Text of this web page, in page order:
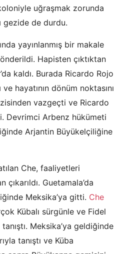
uğraşmak zorunda
gezide de durdu.
yayınlanmış bir makale
Hapisten çıktıktan
kaldı. Burada Ricardo Rojo
hayatının dönüm noktasını
vazgeçti ve Ricardo
Devrimci Arbenz hükümeti
Arjantin Büyükelçiliğine
Che, faaliyetleri
Guetamala’da
Meksika’ya gitti. Che
Kübalı sürgünle ve Fidel
Meksika’ya geldiğinde
tanıştı ve Küba